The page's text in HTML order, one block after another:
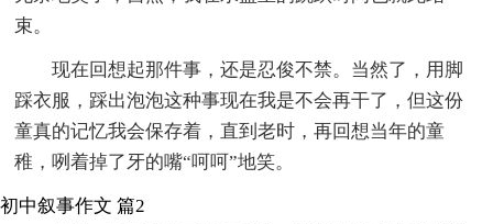
束。
现在回想起那件事，还是忍俊不禁。当然了，用脚
踩衣服，踩出泡泡这种事现在我是不会再干了，但这份
童真的记忆我会保存着，直到老时，再回想当年的童
稚，咧着掉了牙的嘴“呵呵”地笑。
初中叙事作文 篇2